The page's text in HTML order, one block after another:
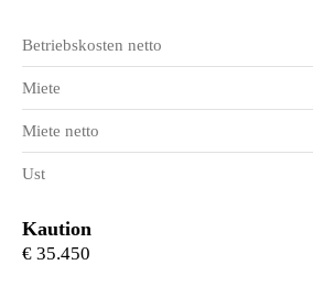
Betriebskosten netto
Miete
Miete netto
Ust
Kaution
€ 35.450